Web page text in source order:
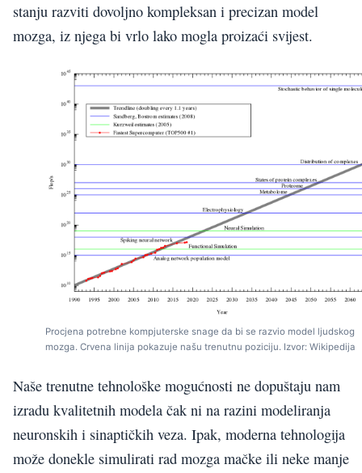
stanju razviti dovoljno kompleksan i precizan model
mozga, iz njega bi vrlo lako mogla proizaći svijest.
Procjena potrebne kompjuterske snage da bi se razvio model ljudskog
mozga. Crvena linija pokazuje našu trenutnu poziciju. Izvor: Wikipedija
Naše trenutne tehnološke mogućnosti ne dopuštaju nam
izradu kvalitetnih modela čak ni na razini modeliranja
neuronskih i sinaptičkih veza. Ipak, moderna tehnologija
može donekle simulirati rad mozga mačke ili neke manje